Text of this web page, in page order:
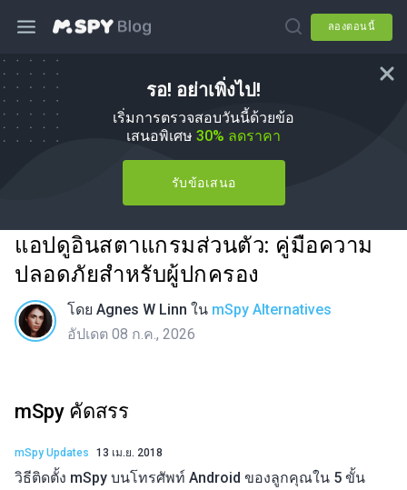
ลองตอนนี้
รอ! อย่าเพิ่งไป!
เริ่มการตรวจสอบวันนี้ด้วยข้อ
เสนอพิเศษ 30% ลดราคา
รับข้อเสนอ
แอปดูอินสตาแกรมส่วนตัว: คู่มือความ
ปลอดภัยสำหรับผู้ปกครอง
โดย Agnes W Linn ใน mSpy Alternatives
อัปเดต 08 ก.ค., 2026
mSpy คัดสรร
mSpy Updates 13 เม.ย. 2018
วิธีติดตั้ง mSpy บนโทรศัพท์ Android ของลูกคุณใน 5 ขั้น